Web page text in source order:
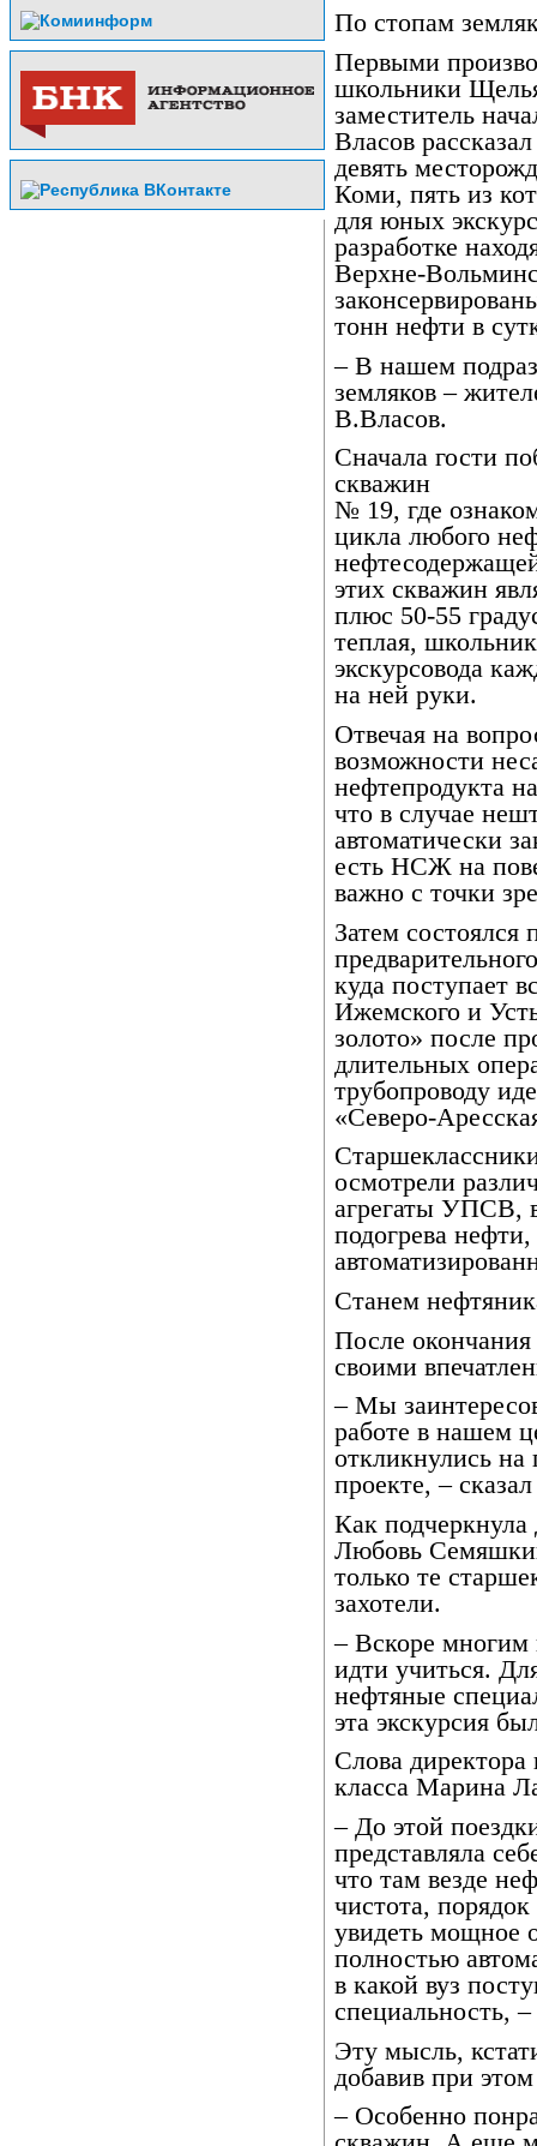
По стопам
Первыми
школьники
заместитель
Власов
девять
Коми, пять из
для юных
разработке
Верхне-
тонн нефти в
– В нашем
земляков –
В.Власов.
Сначала гости
скважин
№ 19, где
цикла любого
этих скважин
плюс 50-55
теплая,
экскурсовода
на ней руки.
Отвечая на
возможности
нефтепродукта
что в случае
автоматически
есть НСЖ на
важно с точки
Затем состоялся
куда поступает
Ижемского и
золото» после
длительных
трубопроводу
«Северо-
осмотрели
агрегаты УПСВ,
подогрева
Станем
После окончания
своими
– Мы
работе в нашем
откликнулись на
проекте, –
Как
Любовь
только те
захотели.
– Вскоре многим
идти учиться.
нефтяные
эта экскурсия
Слова
класса Марина
– До этой
представляла
что там везде
чистота,
увидеть мощное
полностью
в какой вуз
специальность,
Эту мысль,
добавив при
– Особенно